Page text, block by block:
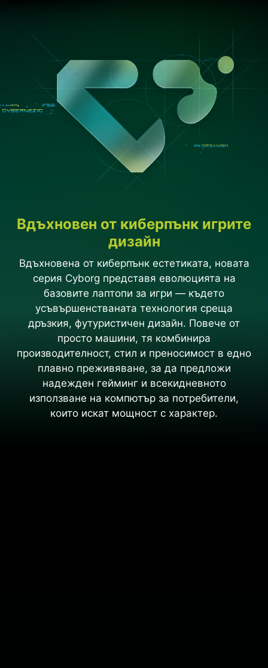
Вдъхновен от киберпънк игрите
дизайн
Вдъхновена от киберпънк естетиката, новата
серия Cyborg представя еволюцията на
базовите лаптопи за игри — където
усъвършенстваната технология среща
дръзкия, футуристичен дизайн. Повече от
просто машини, тя комбинира
производителност, стил и преносимост в едно
плавно преживяване, за да предложи
надежден гейминг и всекидневното
използване на компютър за потребители,
които искат мощност с характер.